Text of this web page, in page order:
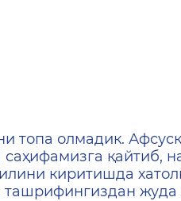
топа олмадик.
қайтиб,
киритишда
ташрифингиздан жуда